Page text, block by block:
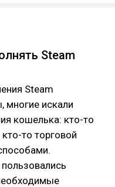
Steam
Steam
многие искали
кошелька: кто-то
то торговой